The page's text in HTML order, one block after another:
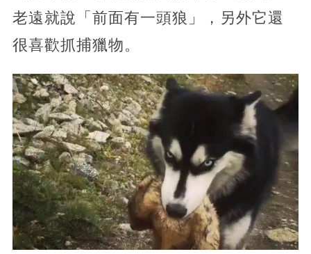
老遠就說「前面有一頭狼」，另外它還
很喜歡抓捕獵物。